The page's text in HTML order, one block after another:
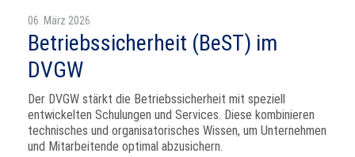
06. März 2026
Betriebssicherheit (BeST) im
DVGW
Der DVGW stärkt die Betriebssicherheit mit speziell
entwickelten Schulungen und Services. Diese kombinieren
technisches und organisatorisches Wissen, um Unternehmen
und Mitarbeitende optimal abzusichern.